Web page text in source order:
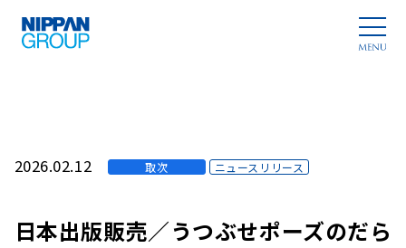
2026.02.12 取次 ニュースリリース
日本出版販売／うつぶせポーズのだら